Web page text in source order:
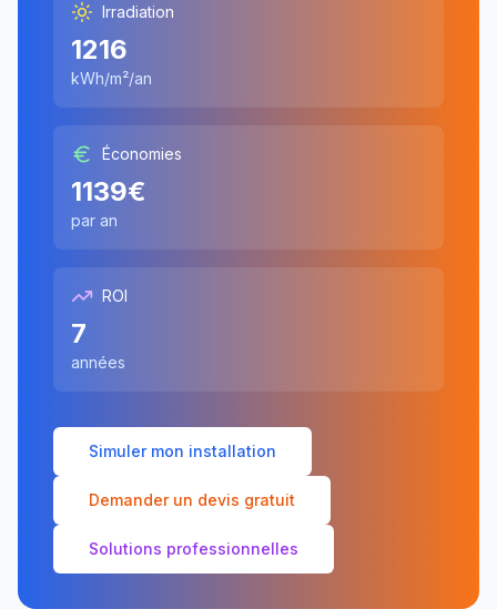
Irradiation
1216
kWh/m²/an
Économies
1139€
par an
ROI
7
années
Simuler mon installation
Demander un devis gratuit
Solutions professionnelles